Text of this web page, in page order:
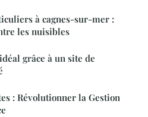
à cagnes-sur-mer :
les nuisibles
grâce à un site de
: Révolutionner la Gestion